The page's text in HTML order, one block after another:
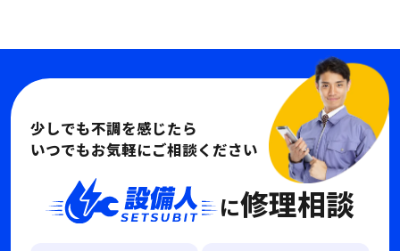
少しでも不調を感じたら
いつでもお気軽にご相談ください
に修理相談